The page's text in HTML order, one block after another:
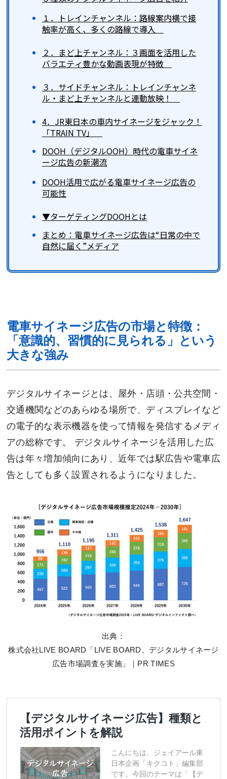
１．トレインチャンネル：路線案内横で接
触率が高く、多くの路線で導入
２．まど上チャンネル：３画面を活用した
バラエティ豊かな動画表現が特徴
３．サイドチャンネル：トレインチャンネ
ル・まど上チャンネルと連動放映！
4．JR東日本の車内サイネージをジャック！
「TRAIN TV」
DOOH（デジタルOOH）時代の電車サイネ
ージ広告の新潮流
DOOH活用で広がる電車サイネージ広告の
可能性
▼ターゲティングDOOHとは
まとめ：電車サイネージ広告は“日常の中で
自然に届く”メディア
電車サイネージ広告の市場と特徴：
「意識的、習慣的に見られる」という
大きな強み
デジタルサイネージとは、屋外・店頭・公共空間・
交通機関などのあらゆる場所で、ディスプレイなど
の電子的な表示機器を使って情報を発信するメディ
アの総称です。 デジタルサイネージを活用した広
告は年々増加傾向にあり、近年では駅広告や電車広
告としても多く設置されるようになりました。
出典：
株式会社LIVE BOARD「LIVE BOARD、デジタルサイネージ
広告市場調査を実施」｜PR TIMES